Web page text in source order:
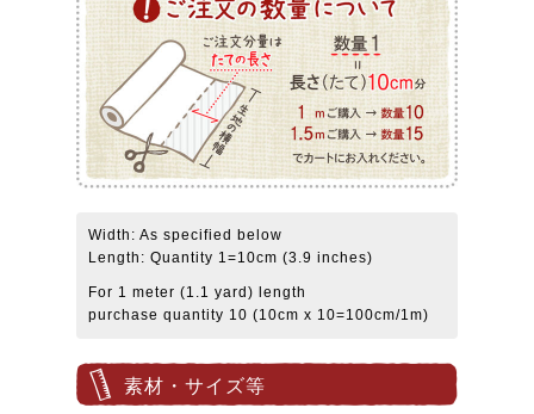
Width: As specified below
Length: Quantity 1=10cm (3.9 inches)
For 1 meter (1.1 yard) length
purchase quantity 10 (10cm x 10=100cm/1m)
素材・サイズ等